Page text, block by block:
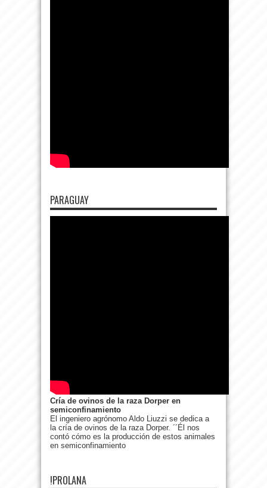
PARAGUAY
Cría de ovinos de la raza Dorper en
semiconfinamiento
El ingeniero agrónomo Aldo Liuzzi se dedica a
la cría de ovinos de la raza Dorper. ´´Él nos
contó cómo es la producción de estos animales
en semiconfinamiento
!PROLANA